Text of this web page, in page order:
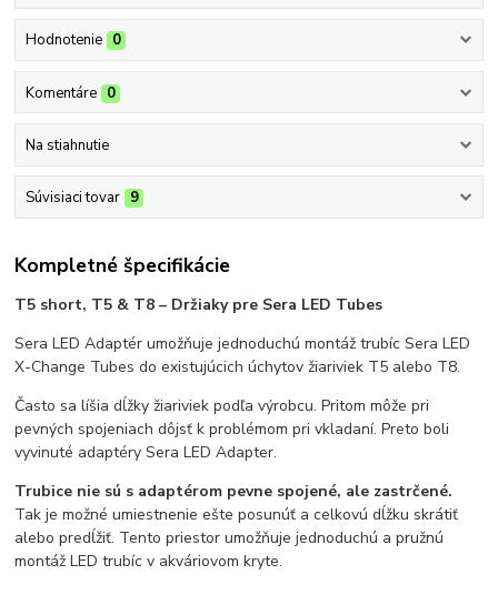
Hodnotenie 0
Komentáre 0
Na stiahnutie
Súvisiaci tovar 9
Kompletné špecifikácie
T5 short, T5 & T8 – Držiaky pre Sera LED Tubes
Sera LED Adaptér umožňuje jednoduchú montáž trubíc Sera LED
X-Change Tubes do existujúcich úchytov žiariviek T5 alebo T8.
Často sa líšia dĺžky žiariviek podľa výrobcu. Pritom môže pri
pevných spojeniach dôjsť k problémom pri vkladaní. Preto boli
vyvinuté adaptéry Sera LED Adapter.
Trubice nie sú s adaptérom pevne spojené, ale zastrčené.
Tak je možné umiestnenie ešte posunúť a celkovú dĺžku skrátiť
alebo predĺžiť. Tento priestor umožňuje jednoduchú a pružnú
montáž LED trubíc v akváriovom kryte.